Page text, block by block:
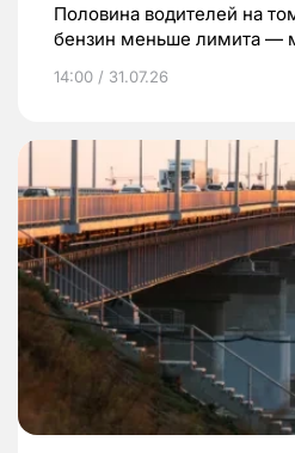
Половина водителей на
бензин меньше лимита —
14:00 / 31.07.26